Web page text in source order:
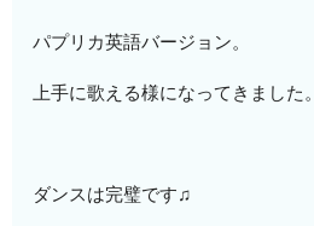
パプリカ英語バージョン。
上手に歌える様になってきました。
ダンスは完璧です♫